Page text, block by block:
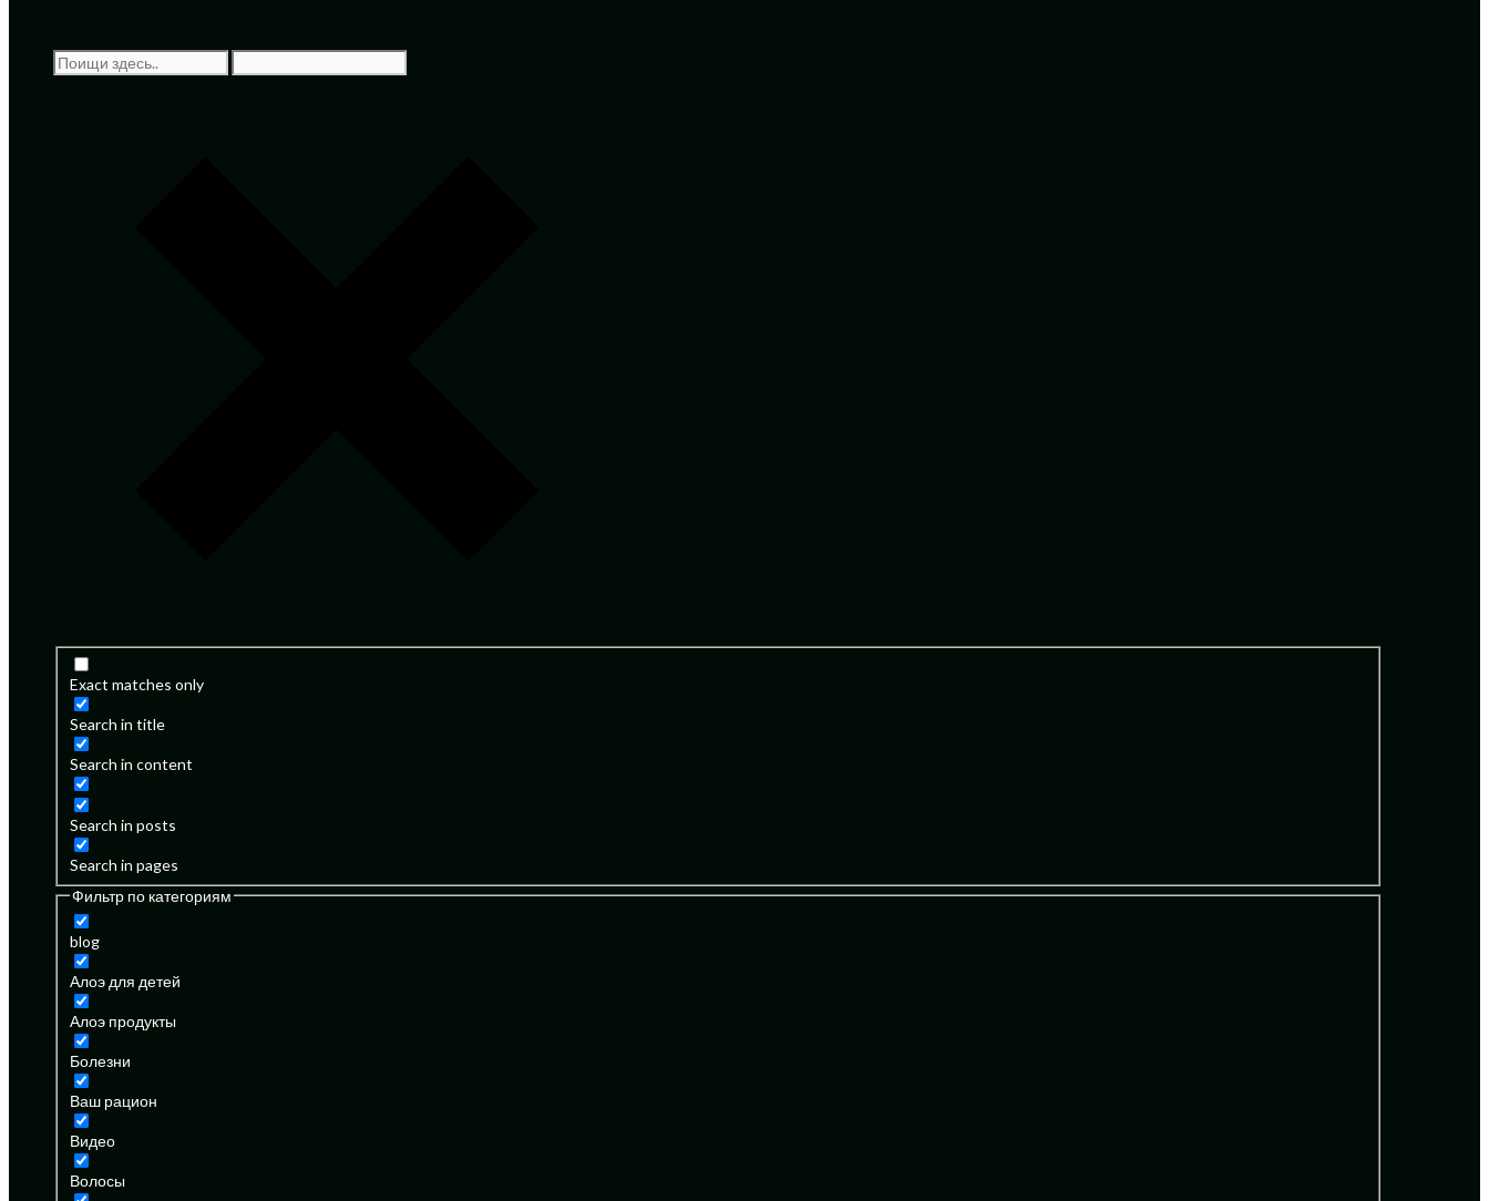
Exact matches only
Search in title
Search in content
Search in posts
Search in pages
Фильтр по категориям
blog
Алоэ для детей
Алоэ продукты
Болезни
Ваш рацион
Видео
Волосы